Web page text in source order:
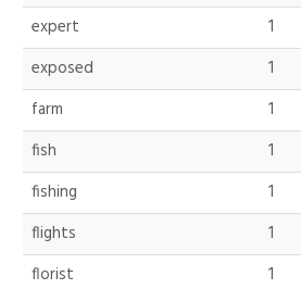
expert
1
exposed
1
farm
1
fish
1
fishing
1
flights
1
florist
1